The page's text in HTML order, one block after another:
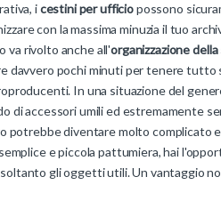
icestini per ufficiopossono
con la massima minuzia il tuo
va rivolto anche all'organizzazione
davvero pochi minuti per tenere
In una situazione del
di accessori umili ed estremamente
potrebbe diventare molto complicato
e piccola pattumiera, hai
gli oggetti utili. Un vantaggio